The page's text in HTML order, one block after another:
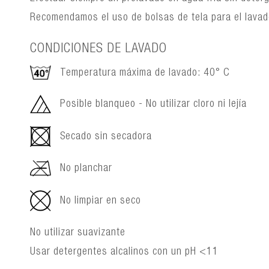
Recomendamos el uso de bolsas de tela para el
CONDICIONES DE LAVADO
Temperatura máxima de lavado: 40° C
Posible blanqueo - No utilizar cloro ni lejía
Secado sin secadora
No planchar
No limpiar en seco
No utilizar suavizante
Usar detergentes alcalinos con un pH <11